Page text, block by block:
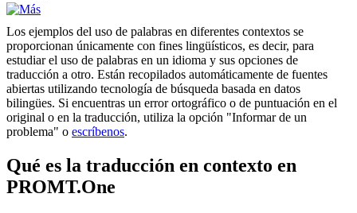
Los ejemplos del uso de palabras en diferentes contextos se
proporcionan únicamente con fines lingüísticos, es decir, para
estudiar el uso de palabras en un idioma y sus opciones de
traducción a otro. Están recopilados automáticamente de fuentes
abiertas utilizando tecnología de búsqueda basada en datos
bilingües. Si encuentras un error ortográfico o de puntuación en el
original o en la traducción, utiliza la opción "Informar de un
problema" o escríbenos.
Qué es la traducción en contexto en
PROMT.One